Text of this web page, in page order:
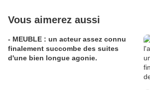
Vous aimerez aussi
- MEUBLE : un acteur assez connu
finalement succombe des suites
d'une bien longue agonie.